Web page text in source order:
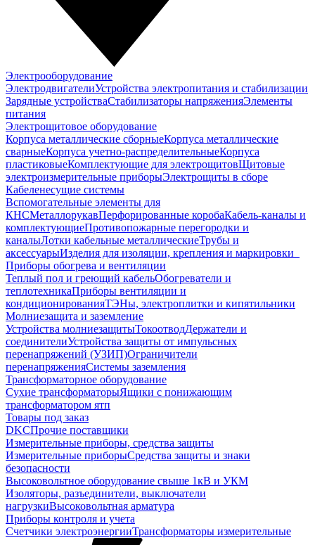
Электрооборудование
ЭлектродвигателиУстройства электропитания и стабилизации
Зарядные устройстваСтабилизаторы напряженияЭлементы
питания
Электрощитовое оборудование
Корпуса металлические сборныеКорпуса металлические
сварныеКорпуса учетно-распределительныеКорпуса
пластиковыеКомплектующие для электрощитовЩитовые
электроизмерительные приборыЭлектрощиты в сборе
Кабеленесущие системы
Вспомогательные элементы для
КНСМеталлорукавПерфорированные коробаКабель-каналы и
комплектующиеПротивопожарные перегородки и
каналыЛотки кабельные металлическиеТрубы и
аксессуарыИзделия для изоляции, крепления и маркировки
Приборы обогрева и вентиляции
Теплый пол и греющий кабельОбогреватели и
теплотехникаПриборы вентиляции и
кондиционированияТЭНы, электроплитки и кипятильники
Молниезащита и заземление
Устройства молниезащитыТокоотводДержатели и
соединителиУстройства защиты от импульсных
перенапряжений (УЗИП)Ограничители
перенапряженияСистемы заземления
Трансформаторное оборудование
Сухие трансформаторыЯщики с понижающим
трансформатором ятп
Товары под заказ
DKCПрочие поставщики
Измерительные приборы, средства защиты
Измерительные приборыСредства защиты и знаки
безопасности
Высоковольтное оборудование свыше 1кВ и УКМ
Изоляторы, разъединители, выключатели
нагрузкиВысоковольтная арматура
Приборы контроля и учета
Счетчики электроэнергииТрансформаторы измерительные